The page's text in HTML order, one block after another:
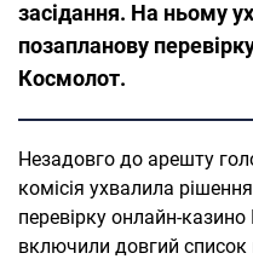
засідання. На ньому
позапланову
Космолот.
Незадовго до арешту
комісія ухвалила
перевірку онлайн-
включили довгий список